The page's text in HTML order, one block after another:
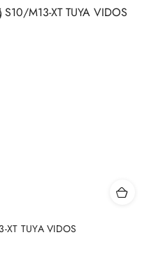
TUYA VIDOS